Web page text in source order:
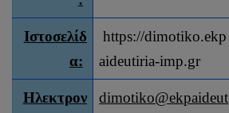
Ιστοσελίδ
α:
https://dimotiko.ekp
aideutiria-imp.gr
Ηλεκτρον
dimotiko@ekpaideut